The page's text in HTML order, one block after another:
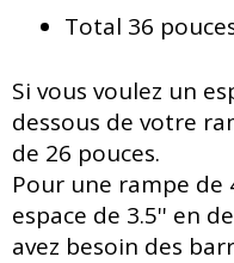
Total 36
Si vous voulez un
dessous de votre
de 26 pouces.
Pour une rampe de
espace de 3.5'' en
avez besoin des